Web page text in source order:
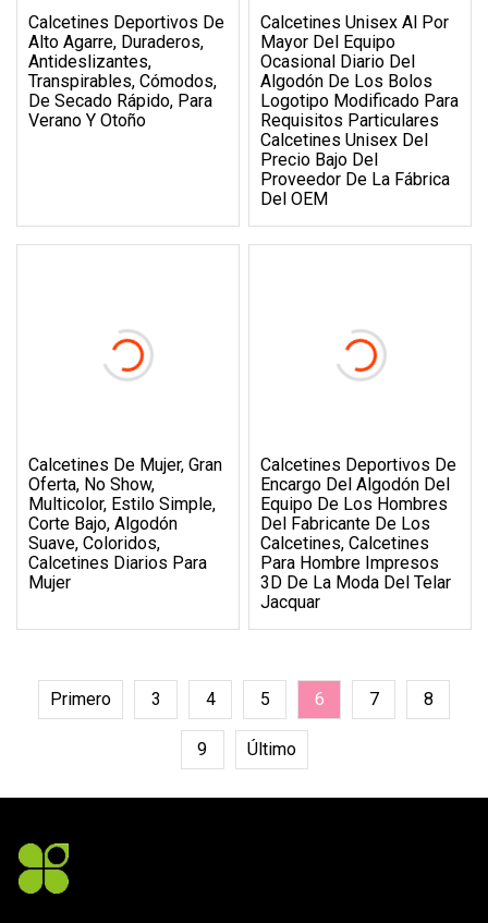
Calcetines Deportivos De
Alto Agarre, Duraderos,
Antideslizantes,
Transpirables, Cómodos,
De Secado Rápido, Para
Verano Y Otoño
Calcetines Unisex Al Por
Mayor Del Equipo
Ocasional Diario Del
Algodón De Los Bolos
Logotipo Modificado Para
Requisitos Particulares
Calcetines Unisex Del
Precio Bajo Del
Proveedor De La Fábrica
Del OEM
Calcetines De Mujer, Gran
Oferta, No Show,
Multicolor, Estilo Simple,
Corte Bajo, Algodón
Suave, Coloridos,
Calcetines Diarios Para
Mujer
Calcetines Deportivos De
Encargo Del Algodón Del
Equipo De Los Hombres
Del Fabricante De Los
Calcetines, Calcetines
Para Hombre Impresos
3D De La Moda Del Telar
Jacquar
Primero 3 4 5 6 7 8
9 Último